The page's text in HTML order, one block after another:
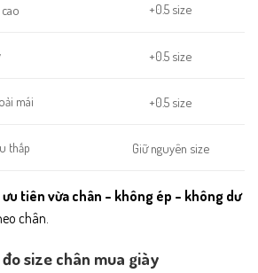
+0.5 size
+0.5 size
mái +0.5 size
thấp Giữ nguyên size
ưu tiên vừa chân – không ép – không dư
chân.
size chân mua giày